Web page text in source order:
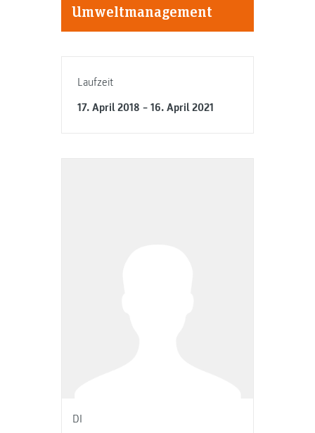
Umweltmanagement
Laufzeit
17. April 2018 – 16. April 2021
DI